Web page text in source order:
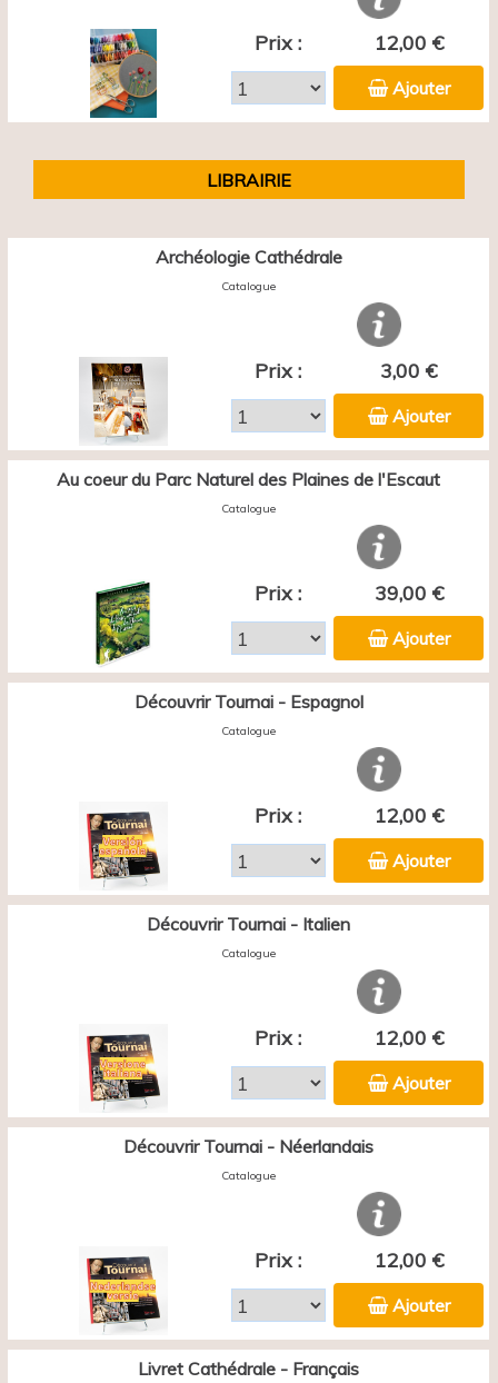
Prix : 12,00 €
Ajouter
LIBRAIRIE
Archéologie Cathédrale
Catalogue
Prix : 3,00 €
Ajouter
Au coeur du Parc Naturel des Plaines de l'Escaut
Catalogue
Prix : 39,00 €
Ajouter
Découvrir Tournai - Espagnol
Catalogue
Prix : 12,00 €
Ajouter
Découvrir Tournai - Italien
Catalogue
Prix : 12,00 €
Ajouter
Découvrir Tournai - Néerlandais
Catalogue
Prix : 12,00 €
Ajouter
Livret Cathédrale - Français